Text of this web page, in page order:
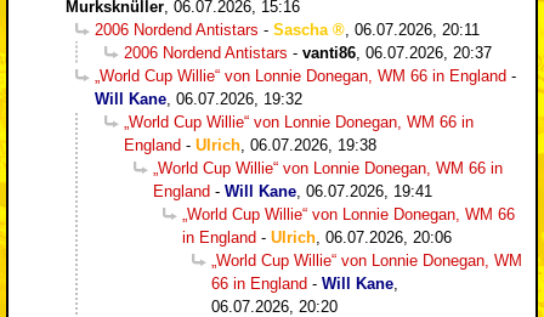
Murksknüller 06.07.2026, 15:16
2006 Nordend Antistars - Sascha
06.07.2026, 20:11
2006 Nordend Antistars - vanti86 06.07.2026, 20:37
„World Cup Willie“ von Lonnie Donegan, WM 66 in England -
Will Kane 06.07.2026, 19:32
„World Cup Willie“ von Lonnie Donegan, WM 66 in
England - Ulrich 06.07.2026, 19:38
„World Cup Willie“ von Lonnie Donegan, WM 66 in
England - Will Kane 06.07.2026, 19:41
„World Cup Willie“ von Lonnie Donegan, WM 66
in England - Ulrich 06.07.2026, 20:06
„World Cup Willie“ von Lonnie Donegan, WM
66 in England - Will Kane
06.07.2026, 20:20